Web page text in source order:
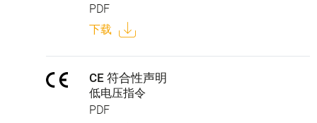
PDF
下载
CE 符合性声明
低电压指令
PDF